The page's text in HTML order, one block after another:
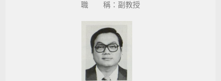
職 稱：副教授